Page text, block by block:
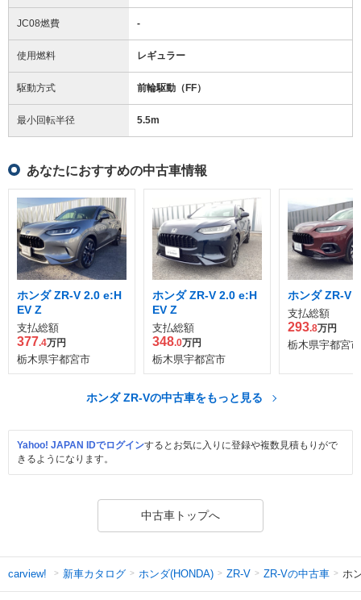
JC08燃費 -
使用燃料 レギュラー
駆動方式 前輪駆動（FF）
最小回転半径 5.5m
あなたにおすすめの中古車情報
ホンダ ZR-V 2.0 e:H
EV Z
支払総額
377.4万円
栃木県宇都宮市
ホンダ ZR-V 2.0 e:H
EV Z
支払総額
348.0万円
栃木県宇都宮市
ホンダ ZR-V
支払総額
293.8万円
栃木県宇都宮市
ホンダ ZR-Vの中古車をもっと見る
Yahoo! JAPAN IDでログインするとお気に入りに登録や複数見積もりがで
きるようになります。
中古車トップへ
carview! 新車カタログ ホンダ(HONDA) ZR-V ZR-Vの中古車 ホ